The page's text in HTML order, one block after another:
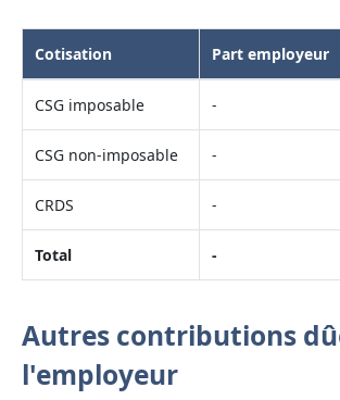
Cotisation Part employeur
CSG imposable -
CSG non-imposable -
CRDS -
Total -
Autres contributions
l'employeur